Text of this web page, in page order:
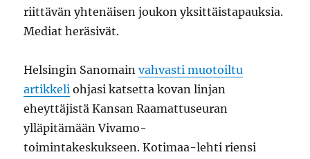
riittävän yhtenäisen joukon yksittäistapauksia.
Mediat heräsivät.
Helsingin Sanomainvahvasti muotoiltu
artikkeli ohjasi katsetta kovan linjan
eheyttäjistä Kansan Raamattuseuran
ylläpitämään Vivamo-
toimintakeskukseen. Kotimaa-lehti riensi